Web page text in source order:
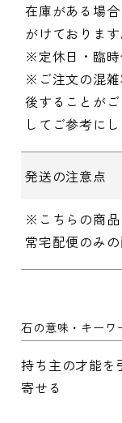
在庫がある場
がけております
※定休日・臨時
※ご注文の混雑
後することが
してご参考に
発送の注意点
※こちらの商品
常宅配便のみの
石の意味・キーワ
持ち主の才能を
寄せる